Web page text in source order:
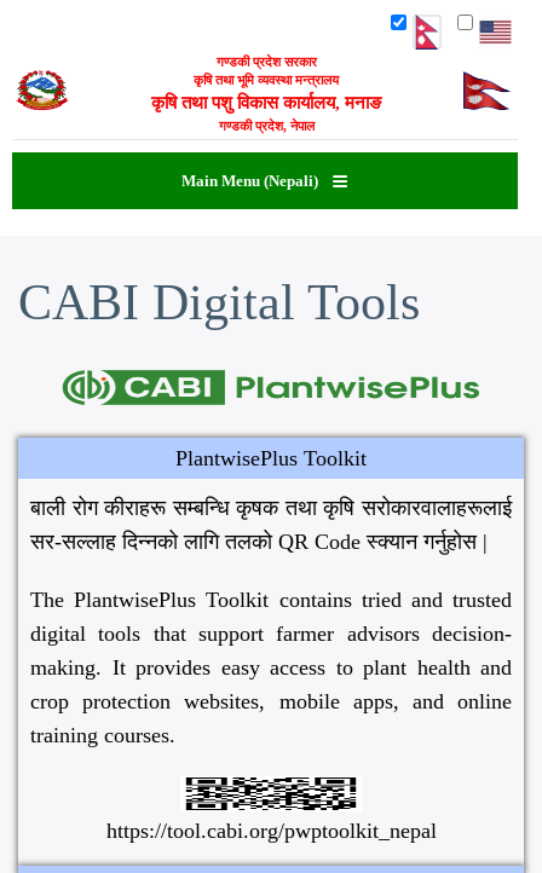
content
गण्डकी प्रदेश सरकार
कृषि तथा भूमि व्यवस्था मन्त्रालय
कृषि तथा पशु विकास कार्यालय, मनाङ
गण्डकी प्रदेश, नेपाल
Main Menu (Nepali)
CABI Digital Tools
PlantwisePlus Toolkit
बाली रोग कीराहरू सम्बन्धि कृषक तथा कृषि सरोकारवालाहरूलाई
सर-सल्लाह दिन्नको लागि तलको QR Code स्क्यान गर्नुहोस |
The PlantwisePlus Toolkit contains tried and trusted
digital tools that support farmer advisors decision-
making. It provides easy access to plant health and
crop protection websites, mobile apps, and online
training courses.
https://tool.cabi.org/pwptoolkit_nepal